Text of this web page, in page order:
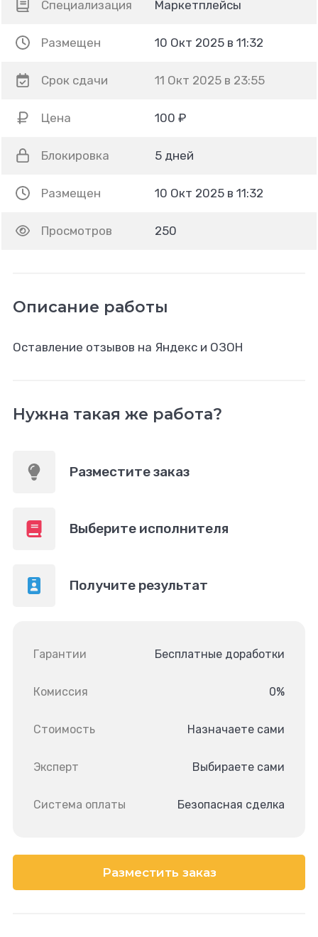
Специализация Маркетплейсы
Размещен 10 Окт 2025 в 11:32
Срок сдачи 11 Окт 2025 в 23:55
Цена 100 ₽
Блокировка 5 дней
Размещен 10 Окт 2025 в 11:32
Просмотров 250
Описание работы
Оставление отзывов на Яндекс и ОЗОН
Нужна такая же работа?
Разместите заказ
Выберите исполнителя
Получите результат
Гарантии Бесплатные доработки
Комиссия 0%
Стоимость Назначаете сами
Эксперт Выбираете сами
Система оплаты Безопасная сделка
Разместить заказ